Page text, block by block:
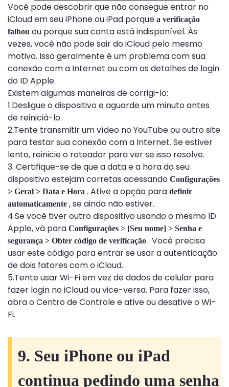
Você pode descobrir que não consegue entrar no
iCloud em seu iPhone ou iPad porque a verificação
falhou ou porque sua conta está indisponível. Às
vezes, você não pode sair do iCloud pelo mesmo
motivo. Isso geralmente é um problema com sua
conexão com a Internet ou com os detalhes de login
do ID Apple.
Existem algumas maneiras de corrigi-lo:
1.Desligue o dispositivo e aguarde um minuto antes
de reiniciá-lo.
2.Tente transmitir um vídeo no YouTube ou outro site
para testar sua conexão com a Internet. Se estiver
lento, reinicie o roteador para ver se isso resolve.
3. Certifique-se de que a data e a hora do seu
dispositivo estejam corretas acessando Configurações
> Geral > Data e Hora . Ative a opção para definir
automaticamente , se ainda não estiver.
4.Se você tiver outro dispositivo usando o mesmo ID
Apple, vá para Configurações > [Seu nome] > Senha e
segurança > Obter código de verificação . Você precisa
usar este código para entrar se usar a autenticação
de dois fatores com o iCloud.
5.Tente usar Wi-Fi em vez de dados de celular para
fazer login no iCloud ou vice-versa. Para fazer isso,
abra o Centro de Controle e ative ou desative o Wi-
Fi.
9. Seu iPhone ou iPad
continua pedindo uma senha